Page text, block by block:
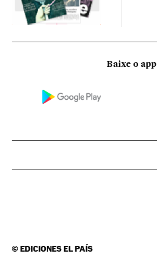
Baixe o app
©EDICIONES EL PAÍS